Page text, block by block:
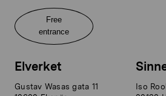
Free
entrance
Elverket
Gustav Wasas gata 11
Iso